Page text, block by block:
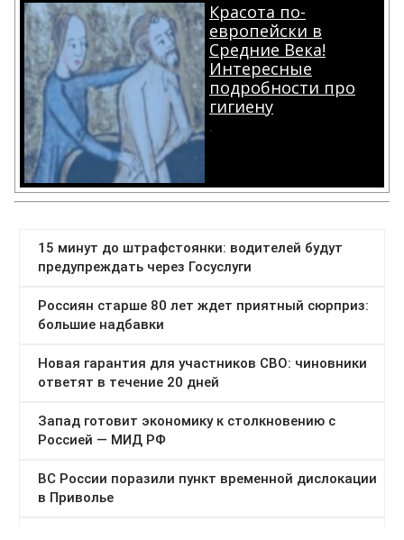
Красота по-
европейски в
Средние Века!
Интересные
подробности про
гигиену
.